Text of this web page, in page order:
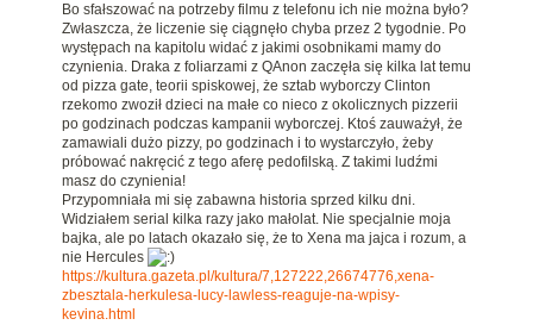
Bo sfałszować na potrzeby filmu z telefonu ich nie można było?
Zwłaszcza, że liczenie się ciągnęło chyba przez 2 tygodnie. Po
występach na kapitolu widać z jakimi osobnikami mamy do
czynienia. Draka z foliarzami z QAnon zaczęła się kilka lat temu
od pizza gate, teorii spiskowej, że sztab wyborczy Clinton
rzekomo zwoził dzieci na małe co nieco z okolicznych pizzerii
po godzinach podczas kampanii wyborczej. Ktoś zauważył, że
zamawiali dużo pizzy, po godzinach i to wystarczyło, żeby
próbować nakręcić z tego aferę pedofilską. Z takimi ludźmi
masz do czynienia!
Przypomniała mi się zabawna historia sprzed kilku dni.
Widziałem serial kilka razy jako małolat. Nie specjalnie moja
bajka, ale po latach okazało się, że to Xena ma jajca i rozum, a
nie Hercules
https://kultura.gazeta.pl/kultura/7,127222,26674776,xena-
zbesztala-herkulesa-lucy-lawless-reaguje-na-wpisy-
kevina.html